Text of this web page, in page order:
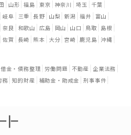
山形 福島 東京 神奈川 埼玉
千葉
岐阜 三重 長野 山梨 新潟 福井
富山
奈良 和歌山 広島 岡山 山口 鳥取
島根
佐賀 長崎 熊本 大分 宮崎 鹿児島 沖縄
借金・債務整理 労働問題 不動産 企業法務
務 知的財産 補助金・助成金 刑事事件